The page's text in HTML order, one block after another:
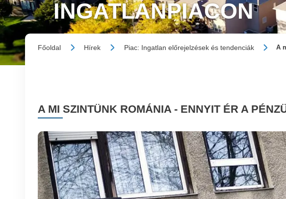
INGATLANPIACON
Főoldal Hírek Piac: Ingatlan előrejelzések és tendenciák A
A MI SZINTÜNK ROMÁNIA - ENNYIT ÉR A